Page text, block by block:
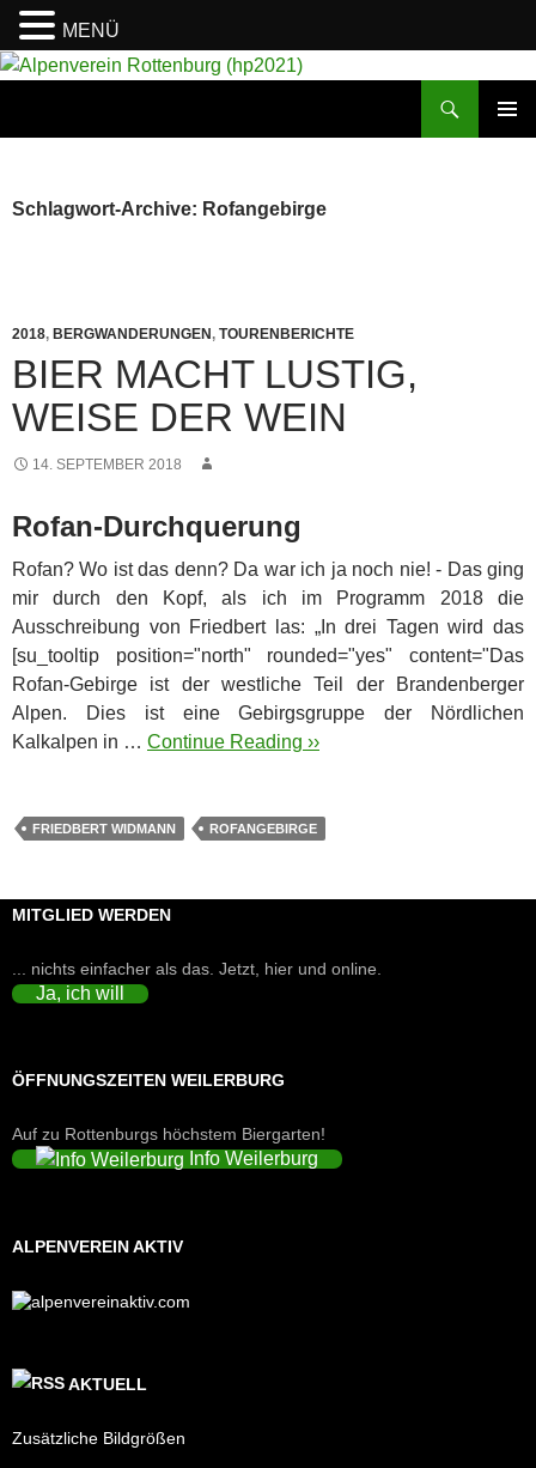
Schlagwort-Archive: Rofangebirge
2018, BERGWANDERUNGEN, TOURENBERICHTE
BIER MACHT LUSTIG,
WEISE DER WEIN
14. SEPTEMBER 2018
Rofan-Durchquerung
Rofan? Wo ist das denn? Da war ich ja noch nie! - Das ging
mir durch den Kopf, als ich im Programm 2018 die
Ausschreibung von Friedbert las: „In drei Tagen wird das
[su_tooltip position="north" rounded="yes" content="Das
Rofan-Gebirge ist der westliche Teil der Brandenberger
Alpen. Dies ist eine Gebirgsgruppe der Nördlichen
Kalkalpen in … Continue Reading ››
FRIEDBERT WIDMANN ROFANGEBIRGE
MITGLIED WERDEN
... nichts einfacher als das. Jetzt, hier und online.
Ja, ich will
ÖFFNUNGSZEITEN WEILERBURG
Auf zu Rottenburgs höchstem Biergarten!
Info Weilerburg
ALPENVEREIN AKTIV
AKTUELL
Zusätzliche Bildgrößen
MENÜ